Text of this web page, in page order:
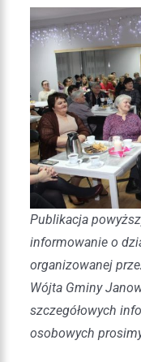
Publikacja
informowanie o
organizowanej
Wójta Gminy
szczegółowych
osobowych